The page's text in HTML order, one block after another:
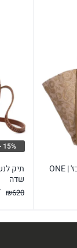
תיק לנשים סאטי הפינס בז' | ONE
תיק
שדה
₪620
15% -